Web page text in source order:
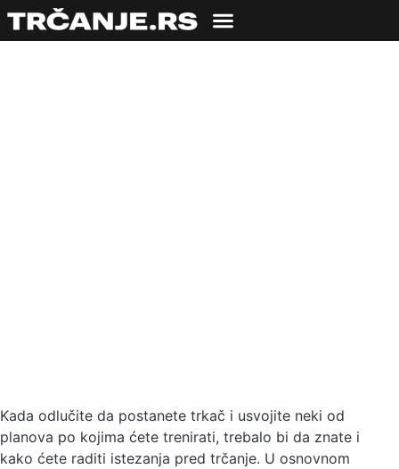
Kada odlučite da postanete trkač i usvojite neki od
planova po kojima ćete trenirati, trebalo bi da znate i
kako ćete raditi istezanja pred trčanje. U osnovnom